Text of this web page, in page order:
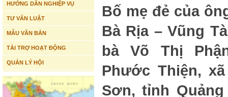
HƯỚNG DẪN NGHIỆP VỤ
TƯ VẤN LUẬT
MẪU VĂN BẢN
TÀI TRỢ HOẠT ĐỘNG
QUẢN LÝ HỘI
Bố mẹ đẻ của
Bà Rịa – Vũng
bà Võ Thị
Phước Thiện,
Sơn, tỉnh